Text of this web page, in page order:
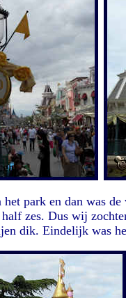
park en dan was
zes. Dus wij
dik. Eindelijk was